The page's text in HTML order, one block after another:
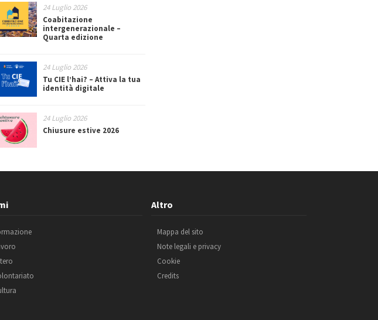
24 Luglio 2026
Coabitazione
intergenerazionale –
Quarta edizione
24 Luglio 2026
Tu CIE l’hai? – Attiva la tua
identità digitale
24 Luglio 2026
Chiusure estive 2026
Altro
Mappa del sito
Note legali e privacy
Cookie
Credits